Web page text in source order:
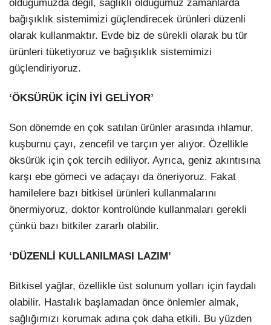
olduğumuzda değil, sağlıklı olduğumuz zamanlarda
bağışıklık sistemimizi güçlendirecek ürünleri düzenli
olarak kullanmaktır. Evde biz de sürekli olarak bu tür
ürünleri tüketiyoruz ve bağışıklık sistemimizi
güçlendiriyoruz.
‘ÖKSÜRÜK İÇİN İYİ GELİYOR’
Son dönemde en çok satılan ürünler arasında ıhlamur,
kuşburnu çayı, zencefil ve tarçın yer alıyor. Özellikle
öksürük için çok tercih ediliyor. Ayrıca, geniz akıntısına
karşı ebe gömeci ve adaçayı da öneriyoruz. Fakat
hamilelere bazı bitkisel ürünleri kullanmalarını
önermiyoruz, doktor kontrolünde kullanmaları gerekli
çünkü bazı bitkiler zararlı olabilir.
‘DÜZENLİ KULLANILMASI LAZIM’
Bitkisel yağlar, özellikle üst solunum yolları için faydalı
olabilir. Hastalık başlamadan önce önlemler almak,
sağlığımızı korumak adına çok daha etkili. Bu yüzden